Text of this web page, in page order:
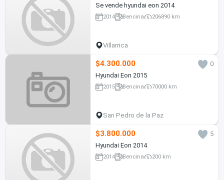
Se vende hyundai eon 2014
2014 Bencina 206890 km
Villarrica
$4.300.000
0
Hyundai Eon 2015
2015 Bencina 70000 km
San Pedro de la Paz
$3.800.000
5
Hyundai Eon 2014
2014 Bencina 200 km